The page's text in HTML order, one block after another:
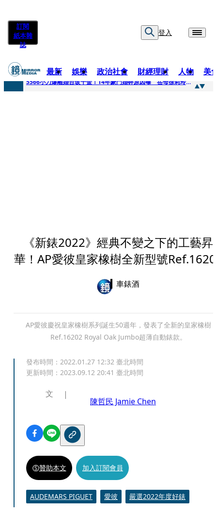
訂閱
紙本雜
誌
登入
最新 娛樂 政治社會 財經理財 人物 美
快訊
5566小刀爆離婚台玻千金！14年豪門婚碎原因曝 岳母徐莉玲風暴意外揭家族祕辛
《新錶2022》經典不變之下的工藝昇
華！AP愛彼皇家橡樹全新型號
車錶酒
AP愛彼慶祝皇家橡樹系列誕生50週年，發表了全新的皇家橡樹
Ref.16202 Royal Oak Jumbo超薄自動錶款。
發布時間： 2022.01.27 12:32 臺北時間
更新時間： 2023.09.12 20:41 臺北時間
文
陳哲民 Jamie Chen
贊助本文 加入訂閱會員
AUDEMARS PIGUET 愛彼 嚴選2022年度好錶